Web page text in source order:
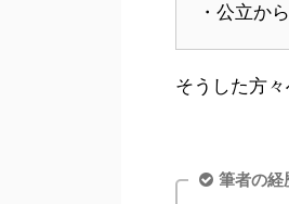
・公立か
そうした方
筆者の経